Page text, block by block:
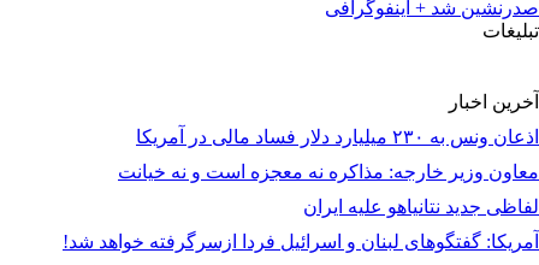
تبلیغات
آخرین اخبار
اذعان ونس به ۲۳۰ میلیارد دلار فساد مالی در آمریکا
معاون وزیر خارجه: مذاکره نه معجزه است و نه خیانت
لفاظی جدید نتانیاهو علیه ایران
آمریکا: گفتگوهای لبنان و اسرائیل فردا ازسرگرفته خواهد شد!